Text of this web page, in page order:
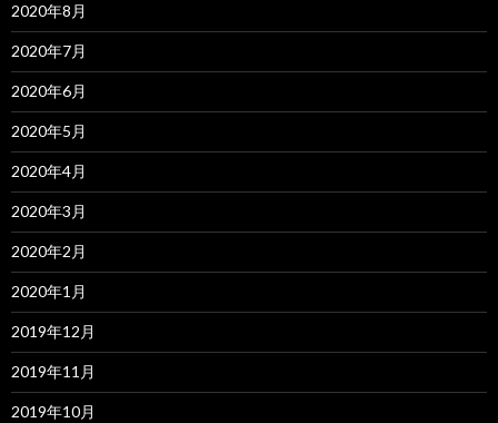
2020年8月
2020年7月
2020年6月
2020年5月
2020年4月
2020年3月
2020年2月
2020年1月
2019年12月
2019年11月
2019年10月